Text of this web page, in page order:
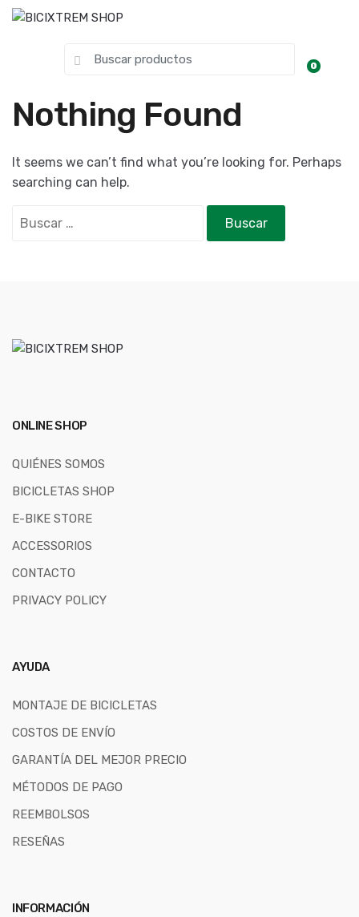
0
Nothing Found
It seems we can’t find what you’re looking for. Perhaps
searching can help.
ONLINE SHOP
QUIÉNES SOMOS
BICICLETAS SHOP
E-BIKE STORE
ACCESSORIOS
CONTACTO
PRIVACY POLICY
AYUDA
MONTAJE DE BICICLETAS
COSTOS DE ENVÍO
GARANTÍA DEL MEJOR PRECIO
MÉTODOS DE PAGO
REEMBOLSOS
RESEÑAS
INFORMACIÓN